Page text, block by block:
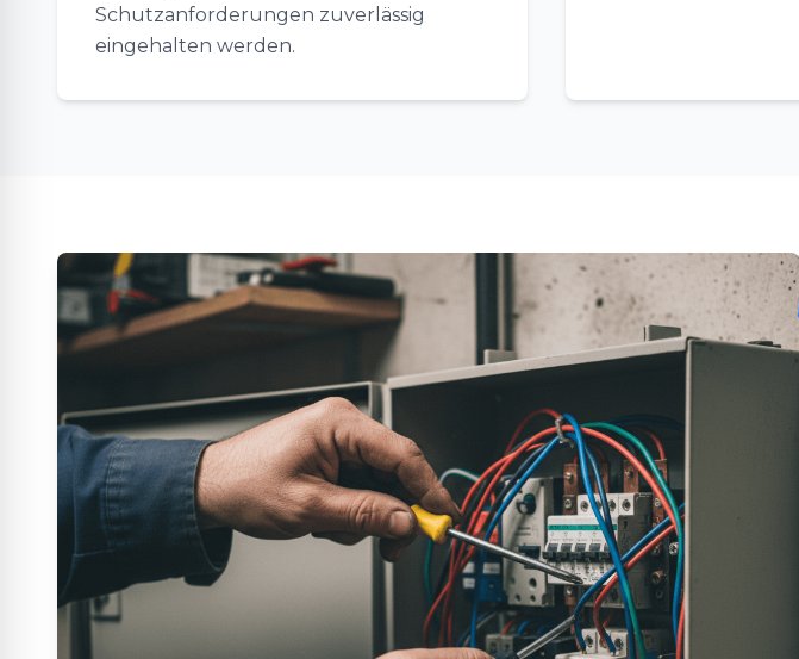
Schutzanforderungen zuverlässig
eingehalten werden.